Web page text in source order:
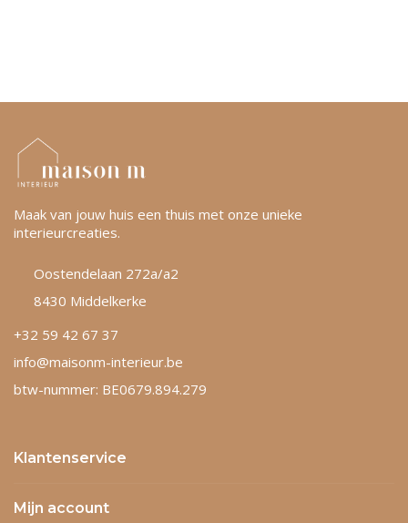
Maak van jouw huis een thuis met onze unieke
interieurcreaties.
Oostendelaan 272a/a2
8430 Middelkerke
+32 59 42 67 37
info@maisonm-interieur.be
btw-nummer: BE0679.894.279
Klantenservice
Mijn account